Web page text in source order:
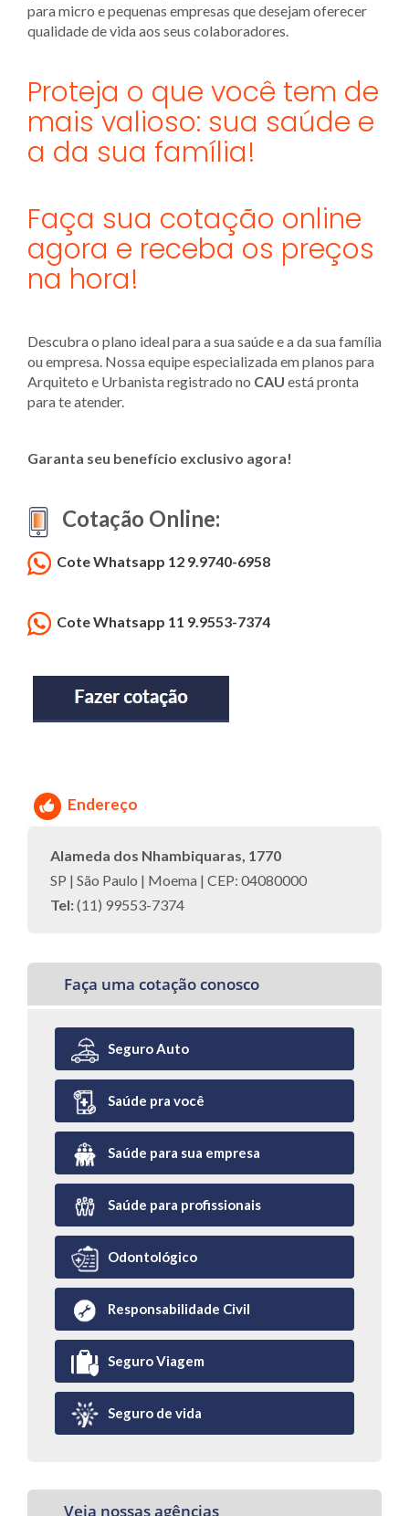
para micro e pequenas empresas que desejam oferecer
qualidade de vida aos seus colaboradores.
Proteja o que você tem de
mais valioso: sua saúde e
a da sua família!
Faça sua cotação online
agora e receba os preços
na hora!
Descubra o plano ideal para a sua saúde e a da sua família
ou empresa. Nossa equipe especializada em planos para
Arquiteto e Urbanista registrado no CAU está pronta
para te atender.
Garanta seu benefício exclusivo agora!
Cotação Online:
Cote Whatsapp 12 9.9740-6958
Cote Whatsapp 11 9.9553-7374
Endereço
Alameda dos Nhambiquaras, 1770
SP | São Paulo | Moema | CEP: 04080000
Tel:(11) 99553-7374
Faça uma cotação conosco
Seguro Auto
Saúde pra você
Saúde para sua empresa
Saúde para profissionais
Odontológico
Responsabilidade Civil
Seguro Viagem
Seguro de vida
Veja nossas agências